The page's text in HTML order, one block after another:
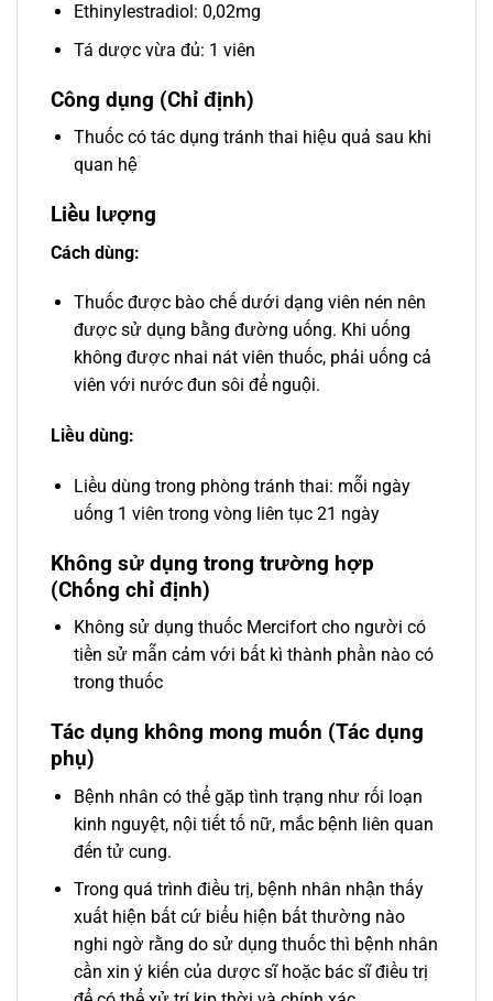
Ethinylestradiol: 0,02mg
Tá dược vừa đủ: 1 viên
Công dụng (Chỉ định)
Thuốc có tác dụng tránh thai hiệu quả sau khi
quan hệ
Liều lượng
Cách dùng:
Thuốc được bào chế dưới dạng viên nén nên
được sử dụng bằng đường uống. Khi uống
không được nhai nát viên thuốc, phải uống cả
viên với nước đun sôi để nguội.
Liều dùng:
Liều dùng trong phòng tránh thai: mỗi ngày
uống 1 viên trong vòng liên tục 21 ngày
Không sử dụng trong trường hợp
(Chống chỉ định)
Không sử dụng thuốc Mercifort cho người có
tiền sử mẫn cảm với bất kì thành phần nào có
trong thuốc
Tác dụng không mong muốn (Tác dụng
phụ)
Bệnh nhân có thể gặp tình trạng như rối loạn
kinh nguyệt, nội tiết tố nữ, mắc bệnh liên quan
đến tử cung.
Trong quá trình điều trị, bệnh nhân nhận thấy
xuất hiện bất cứ biểu hiện bất thường nào
nghi ngờ rằng do sử dụng thuốc thì bệnh nhân
cần xin ý kiến của dược sĩ hoặc bác sĩ điều trị